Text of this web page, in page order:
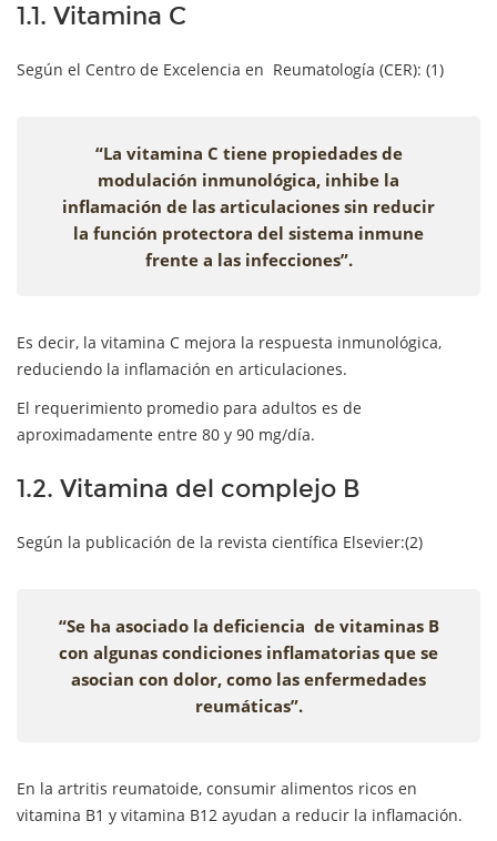
1.1. Vitamina C
Según el Centro de Excelencia en Reumatología (CER): (1)
“La vitamina C tiene propiedades de
modulación inmunológica, inhibe la
inflamación de las articulaciones sin reducir
la función protectora del sistema inmune
frente a las infecciones”.
Es decir, la vitamina C mejora la respuesta inmunológica,
reduciendo la inflamación en articulaciones.
El requerimiento promedio para adultos es de
aproximadamente entre 80 y 90 mg/día.
1.2. Vitamina del complejo B
Según la publicación de la revista científica Elsevier:(2)
“Se ha asociado la deficiencia de vitaminas B
con algunas condiciones inflamatorias que se
asocian con dolor, como las enfermedades
reumáticas”.
En la artritis reumatoide, consumir alimentos ricos en
vitamina B1 y vitamina B12 ayudan a reducir la inflamación.